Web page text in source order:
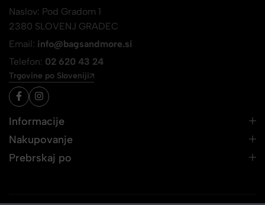
Naslov: Pod Gradom 1
2380 SLOVENJ GRADEC
Email: info@bagsandmore.si
Telefon: 02 620 43 24
Trgovine po Sloveniji
Informacije
Nakupovanje
Prebrskaj po